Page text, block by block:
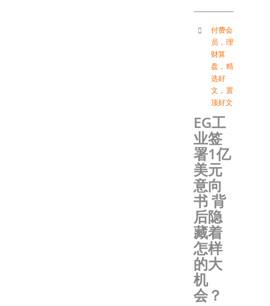
付费会
员 ， 理
财算
盘 ， 精
选好
文 ， 置
顶好文
EG工
业签
署1亿
美元
意向
书 背
后隐
藏着
怎样
的大
机
会？